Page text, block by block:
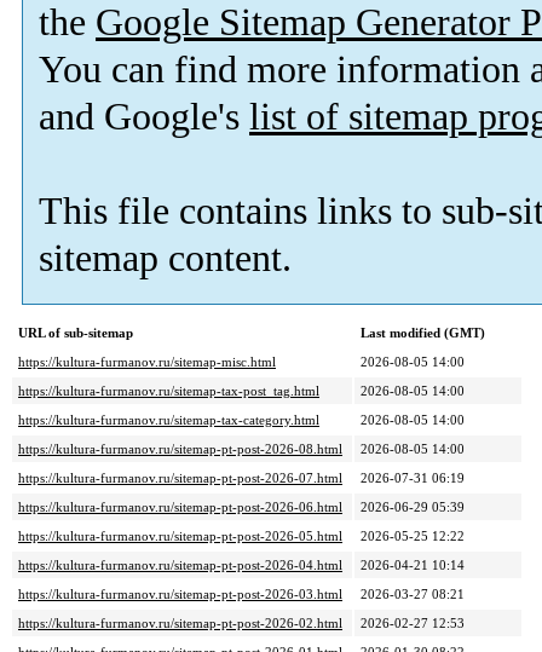
the Google Sitemap Generator
You can find more information
and Google's list of sitemap
This file contains links to sub-
sitemap content.
URL of sub-sitemap
Last modified (GMT)
https://kultura-furmanov.ru/sitemap-misc.html
2026-08-05 14:00
https://kultura-furmanov.ru/sitemap-tax-post_tag.html
2026-08-05 14:00
https://kultura-furmanov.ru/sitemap-tax-category.html
2026-08-05 14:00
https://kultura-furmanov.ru/sitemap-pt-post-2026-08.html
2026-08-05 14:00
https://kultura-furmanov.ru/sitemap-pt-post-2026-07.html
2026-07-31 06:19
https://kultura-furmanov.ru/sitemap-pt-post-2026-06.html
2026-06-29 05:39
https://kultura-furmanov.ru/sitemap-pt-post-2026-05.html
2026-05-25 12:22
https://kultura-furmanov.ru/sitemap-pt-post-2026-04.html
2026-04-21 10:14
https://kultura-furmanov.ru/sitemap-pt-post-2026-03.html
2026-03-27 08:21
https://kultura-furmanov.ru/sitemap-pt-post-2026-02.html
2026-02-27 12:53